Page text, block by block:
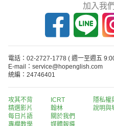
加入我
電話：02-2727-1778 ( 週一至週五
E-mail：service@hopenglish.com
統編：24746401
攻其不背
精選影片
每日片語
專欄教學
ICRT
翰林
關於我們
媒體報導
隱私權
說明與